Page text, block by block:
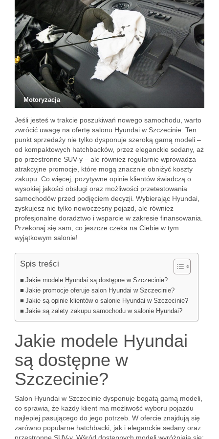
Motoryzacja
Jeśli jesteś w trakcie poszukiwań nowego samochodu, warto
zwrócić uwagę na ofertę salonu Hyundai w Szczecinie. Ten
punkt sprzedaży nie tylko dysponuje szeroką gamą modeli –
od kompaktowych hatchbacków, przez eleganckie sedany, aż
po przestronne SUV-y – ale również regularnie wprowadza
atrakcyjne promocje, które mogą znacznie obniżyć koszty
zakupu. Co więcej, pozytywne opinie klientów świadczą o
wysokiej jakości obsługi oraz możliwości przetestowania
samochodów przed podjęciem decyzji. Wybierając Hyundai,
zyskujesz nie tylko nowoczesny pojazd, ale również
profesjonalne doradztwo i wsparcie w zakresie finansowania.
Przekonaj się sam, co jeszcze czeka na Ciebie w tym
wyjątkowym salonie!
Spis treści
Jakie modele Hyundai są dostępne w Szczecinie?
Jakie promocje oferuje salon Hyundai w Szczecinie?
Jakie są opinie klientów o salonie Hyundai w Szczecinie?
Jakie są zalety zakupu samochodu w salonie Hyundai?
Jakie modele Hyundai
są dostępne w
Szczecinie?
Salon Hyundai w Szczecinie dysponuje bogatą gamą modeli,
co sprawia, że każdy klient ma możliwość wyboru pojazdu
najlepiej pasującego do jego potrzeb. W ofercie znajdują się
zarówno popularne hatchbacki, jak i eleganckie sedany oraz